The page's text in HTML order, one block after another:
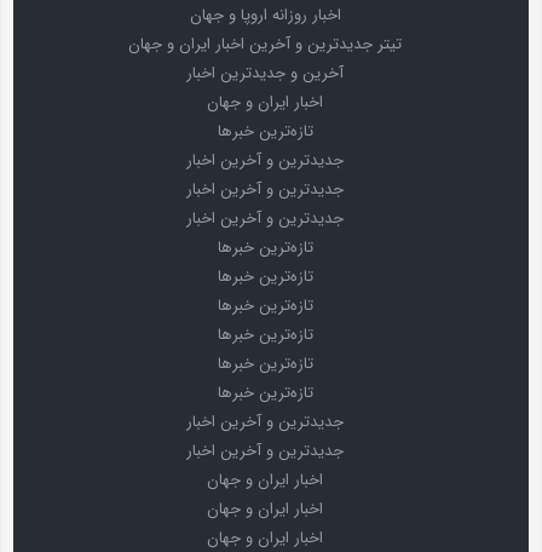
اخبار روزانه اروپا و جهان
تیتر جدیدترین و آخرین اخبار ایران و جهان
آخرین و جدیدترین اخبار
اخبار ایران و جهان
تازه‌ترین خبرها
جدیدترین و آخرین اخبار
جدیدترین و آخرین اخبار
جدیدترین و آخرین اخبار
تازه‌ترین خبرها
تازه‌ترین خبرها
تازه‌ترین خبرها
تازه‌ترین خبرها
تازه‌ترین خبرها
تازه‌ترین خبرها
جدیدترین و آخرین اخبار
جدیدترین و آخرین اخبار
اخبار ایران و جهان
اخبار ایران و جهان
اخبار ایران و جهان